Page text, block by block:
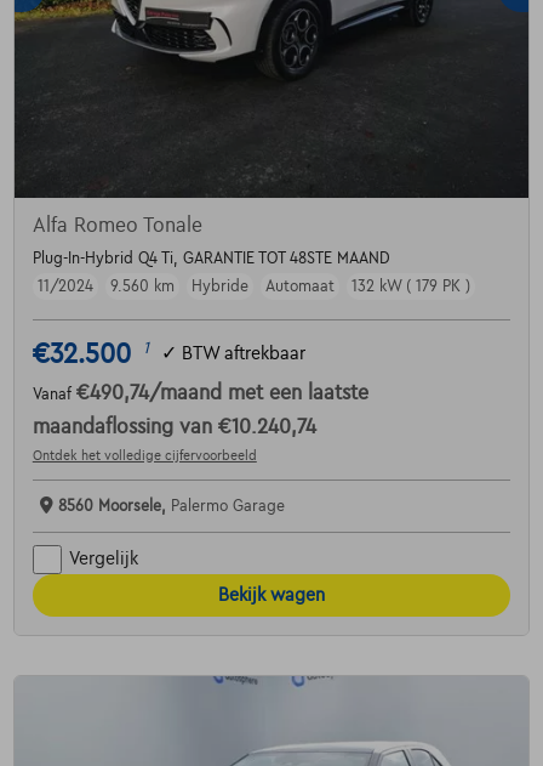
Alfa Romeo Tonale
Plug-In-Hybrid Q4 Ti, GARANTIE TOT 48STE MAAND
11/2024
9.560 km Hybride Automaat 132 kW ( 179 PK )
€32.500 1 ✓ BTW aftrekbaar
Vanaf €490,74/maand met een laatste
maandaflossing van €10.240,74
Ontdek het volledige cijfervoorbeeld
8560 Moorsele, Palermo Garage
Vergelijk
Bekijk wagen